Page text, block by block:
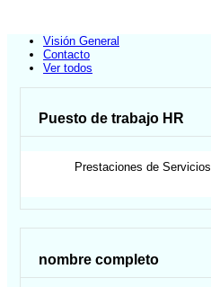
Visión General
Contacto
Ver todos
Puesto de trabajo HR
Prestaciones de Servicios
nombre completo